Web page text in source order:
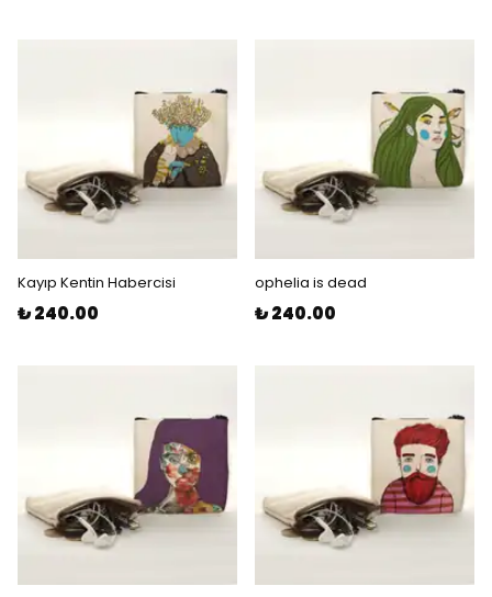
Kayıp Kentin Habercisi
₺ 240.00
ophelia is dead
₺ 240.00